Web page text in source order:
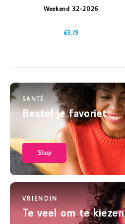
Weekend 32-2026
€3,79
SANTÉ
Bestel je favoriet
Shop
VRIENDIN
Te veel om te kiezen